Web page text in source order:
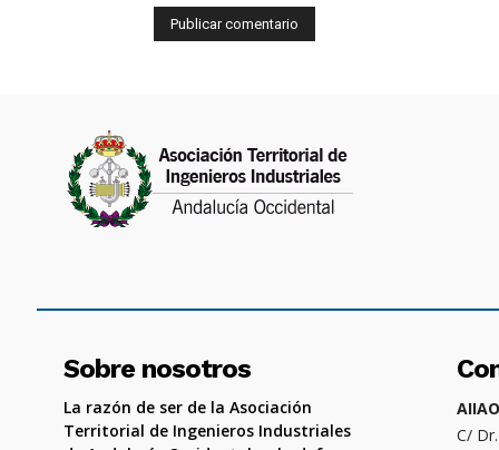
Sobre nosotros
La razón de ser de la Asociación
Territorial de Ingenieros Industriales
C/